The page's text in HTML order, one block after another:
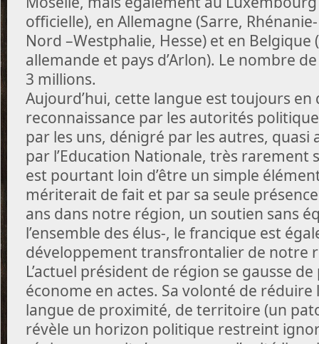
officielle), en Allemagne (Sarre,
Nord –Westphalie, Hesse) et en
allemande et pays d’Arlon). Le nombre
3 millions.
Aujourd’hui, cette langue est toujours en
reconnaissance par les autorités
par les uns, dénigré par les autres, quasi
par l’Education Nationale, très rarement
est pourtant loin d’être un simple
mériterait de fait et par sa seule
ans dans notre région, un soutien sans
l’ensemble des élus-, le francique est
développement transfrontalier de notre
L’actuel président de région se gausse
économe en actes. Sa volonté de
langue de proximité, de territoire (un
révèle un horizon politique restreint